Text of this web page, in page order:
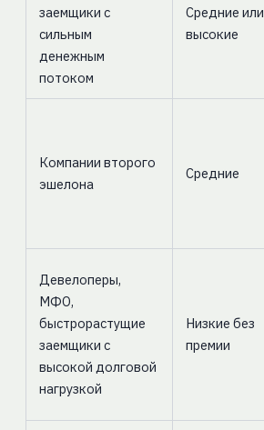
заемщики с
сильным
денежным
потоком
Средние или
высокие
Компании второго
эшелона
Средние
Девелоперы,
МФО,
быстрорастущие
заемщики с
высокой долговой
нагрузкой
Низкие без
премии